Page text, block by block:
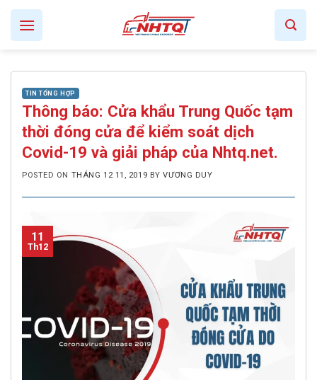
Skip
content
TIN TỔNG HỢP
Thông báo: Cửa khẩu Trung Quốc tạm
thời đóng cửa để kiểm soát dịch
Covid-19 và giải pháp của Nhtq.net.
POSTED ON THÁNG 12 11, 2019 BYVƯƠNG DUY
11
Th12